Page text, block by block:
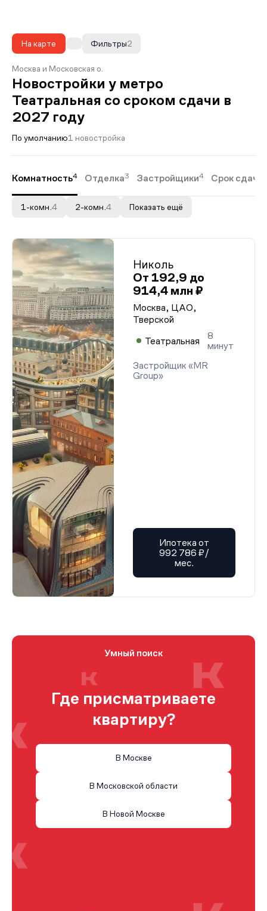
На карте 2
Фильтры
Москва и Московская о.
Новостройки у метро
Театральная со сроком сдачи в
2027 году
По умолчанию1 новостройка
Комнатность4 Отделка3 Застройщики4 Срок сдачи
1-комн. 4 2-комн. 4 Показать ещё
Николь
От 192,9 до
914,4 млн ₽
Москва, ЦАО,
Тверской
Театральная
8
минут
Застройщик «MR
Group»
Ипотека от
992 786 ₽/
мес.
Умный поиск
Где присматриваете
квартиру?
В Москве
В Московской области
В Новой Москве